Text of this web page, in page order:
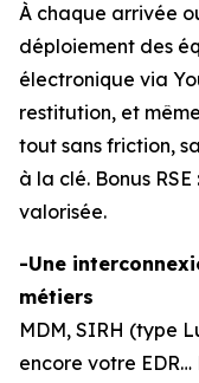
À chaque arrivée
déploiement des
électronique via
restitution, et
tout sans friction,
à la clé. Bonus
valorisée.
-Une
métiers
MDM, SIRH (type
encore votre